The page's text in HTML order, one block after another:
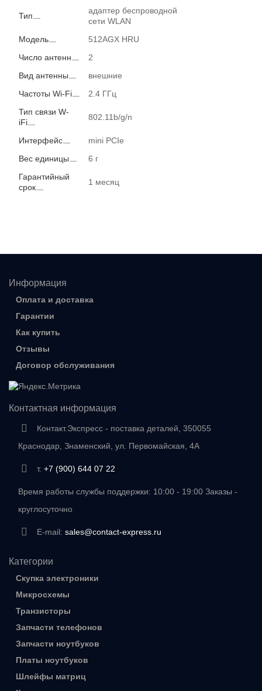
Тип
адаптер беспроводной
сети WLAN
Модель
512AGX HRU
Число антенн
2
Вид антенны
внешние
Частоты Wi-Fi
2.4 ГГц
Тип связи W-
iFi
802.11b/g/n
Интерфейс
mini PCIe
Вес единицы
6 г
Гарантийный
срок
1 месяц
Информация
Оплата и доставка
Гарантии
Как купить
Отзывы
Договор обслуживания
Контактная информация
Контакт.Экспресс - поставка деталей, 350055
Краснодар, Знаменский, ул. Первомайская, 4А
т. +7 (900) 644 07 22
Время работы службы поддержки: 10:00 - 19:00 Заказы -
круглосуточно
E-mail: sales@contact-express.ru
Категории
Скупка электроники
Микросхемы
Транзисторы
Запчасти телефонов
Запчасти ноутбуков
Платы ноутбуков
Шлейфы матриц